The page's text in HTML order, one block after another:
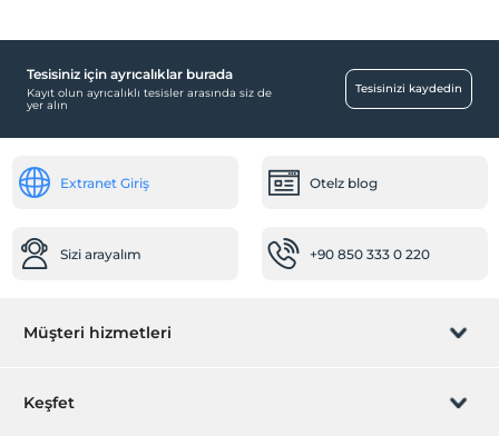
Faks/fotokopi
Sağlık
Şehir merkezi
Odaya yemek servisi
Odalar
Tesisiniz için ayrıcalıklar burada
Kayıt olun ayrıcalıklı tesisler arasında siz de
yer alın
Tesisinizi kaydedin
Extranet Giriş Otelz blog
Sizi arayalım +90 850 333 0 220
Müşteri hizmetleri
Rezervasyon yönet
Keşfet